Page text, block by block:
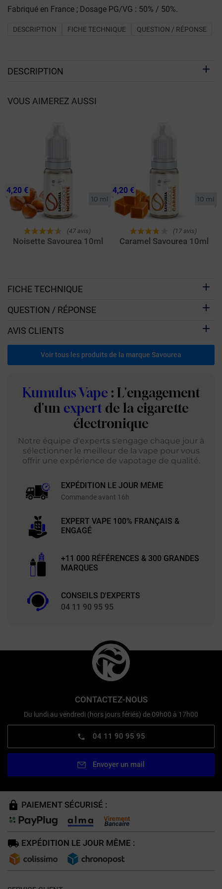
Fabriqué en France ; Dosage PG/VG : 50% / 50%.
DESCRIPTION FICHE TECHNIQUE QUESTION / RÉPONSE
DESCRIPTION
VOUS AIMEREZ AUSSI
10 ml
(47 avis)
Noisette Savourea 10ml
4,20 €
10 ml
(17 avis)
Caramel Savourea 10ml
4,20 €
FICHE TECHNIQUE
QUESTION / RÉPONSE
AVIS CLIENTS
Voir tous les produits de la marque Savourea
Kumulus Vape : L'engagement
d'un expert de la cigarette
électronique
Notre équipe d'experts s'engage chaque jour à
sélectionner le meilleur de la vape pour vous
offrir une expérience de vapotage de qualité.
EXPÉDITION LE JOUR MÊME
Commande avant 16h
EXPERT VAPE 100% FRANÇAIS &
ENGAGÉ
+11 000 RÉFÉRENCES & 300 GRANDES
MARQUES
CONSEILS D'EXPERTS
04 11 90 95 95
CONTACTEZ-NOUS
Du lundi au vendredi (hors jours fériés) de 09h00 à 17h00
04 11 90 95 95
Envoyer un mail
PAIEMENT SÉCURISÉ :
EXPÉDITION LE JOUR MÊME :